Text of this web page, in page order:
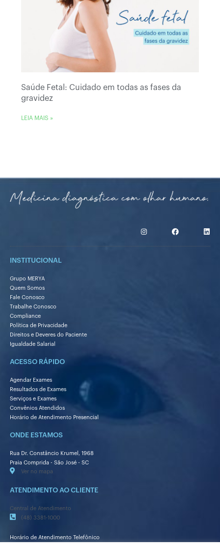
Saúde Fetal: Cuidado em todas as fases da
gravidez
LEIA MAIS »
INSTITUCIONAL
Grupo MERYA
Quem Somos
Fale Conosco
Trabalhe Conosco
Compliance
Política de Privacidade
Direitos e Deveres do Paciente
Igualdade Salarial
ACESSO RÁPIDO
Agendar Exames
Resultados de Exames
Serviços e Exames
Convênios Atendidos
Horário de Atendimento Presencial
ONDE ESTAMOS
Rua Dr. Constâncio Krumel, 1968
Praia Comprida - São José - SC
Ver no mapa
ATENDIMENTO AO CLIENTE
Central de Atendimento
(48) 3381-1000
Horário de Atendimento Telefônico